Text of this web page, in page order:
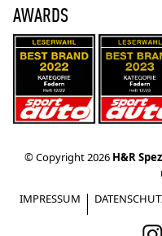
AWARDS
© Copyright 2026 H&R
IMPRESSUM